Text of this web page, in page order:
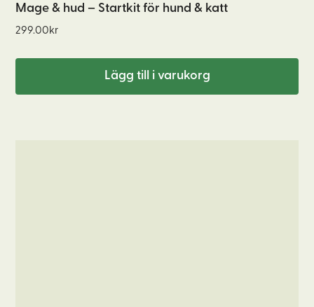
Mage & hud – Startkit för hund & katt
299.00kr
Lägg till i varukorg